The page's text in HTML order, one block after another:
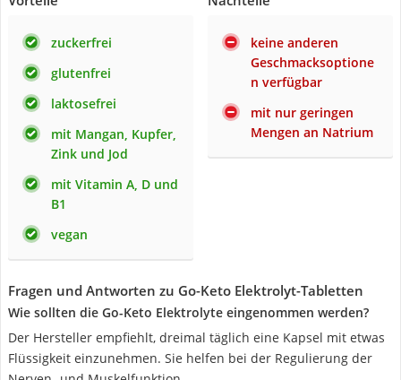
zuckerfrei
glutenfrei
laktosefrei
mit Mangan, Kupfer,
Zink und Jod
mit Vitamin A, D und
B1
vegan
keine anderen
Geschmacksoptione
n verfügbar
mit nur geringen
Mengen an Natrium
Fragen und Antworten zu Go-Keto Elektrolyt-Tabletten
Wie sollten die Go-Keto Elektrolyte eingenommen werden?
Der Hersteller empfiehlt, dreimal täglich eine Kapsel mit etwas
Flüssigkeit einzunehmen. Sie helfen bei der Regulierung der